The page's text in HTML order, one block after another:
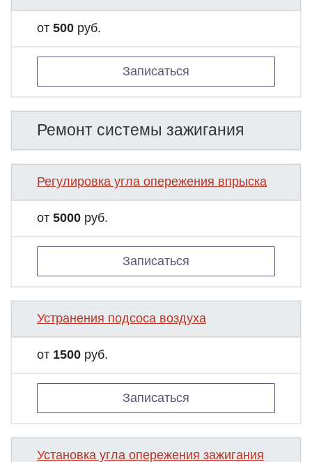
от 500 руб.
Записаться
Ремонт системы зажигания
Регулировка угла опережения впрыска
от 5000 руб.
Записаться
Устранения подсоса воздуха
от 1500 руб.
Записаться
Установка угла опережения зажигания